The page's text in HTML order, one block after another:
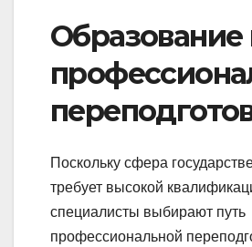
Образование
Поскольку сфера
требует высокой
специалисты выбирают путь
профессиональной